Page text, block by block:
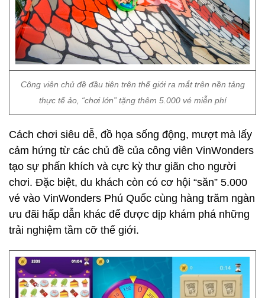
Công viên chủ đề đầu tiên trên thế giới ra mắt trên nền tảng
thực tế ảo, “chơi lớn” tặng thêm 5.000 vé miễn phí
Cách chơi siêu dễ, đồ họa sống động, mượt mà lấy
cảm hứng từ các chủ đề của công viên VinWonders
tạo sự phấn khích và cực kỳ thư giãn cho người
chơi. Đặc biệt, du khách còn có cơ hội “săn” 5.000
vé vào VinWonders Phú Quốc cùng hàng trăm ngàn
ưu đãi hấp dẫn khác để được dịp khám phá những
trải nghiệm tầm cỡ thế giới.